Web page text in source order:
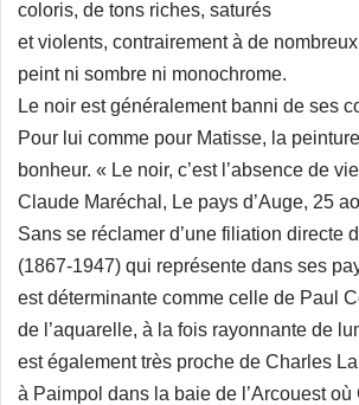
coloris, de tons riches, saturés
et violents, contrairement à de
peint ni sombre ni monochrome.
Le noir est généralement banni de ses
Pour lui comme pour Matisse, la
bonheur. « Le noir, c’est l’absence de
Claude Maréchal, Le pays d’Auge, 25
Sans se réclamer d’une filiation directe
(1867-1947) qui représente dans ses
est déterminante comme celle de Paul
de l’aquarelle, à la fois rayonnante de
est également très proche de Charles
à Paimpol dans la baie de l’Arcouest